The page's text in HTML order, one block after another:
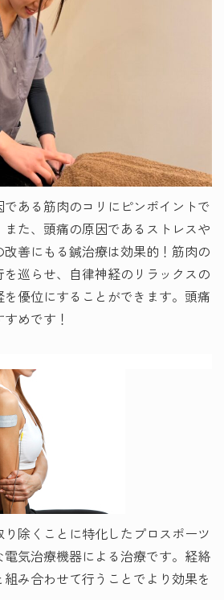
ある筋肉のコリにピンポイントで
た、頭痛の原因であるストレスや
善にもる鍼治療は効果的！筋肉の
巡らせ、自律神経のリラックスの
優位にすることができます。頭痛
めです！
除くことに特化したプロスポーツ
気治療機器による治療です。経絡
み合わせて行うことでより効果を